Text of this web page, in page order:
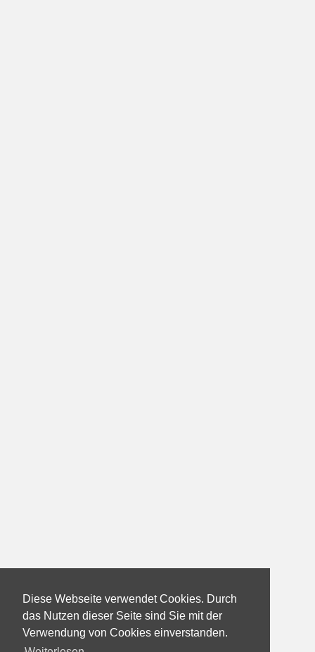
Diese Webseite verwendet Cookies. Durch
das Nutzen dieser Seite sind Sie mit der
Verwendung von Cookies einverstanden.